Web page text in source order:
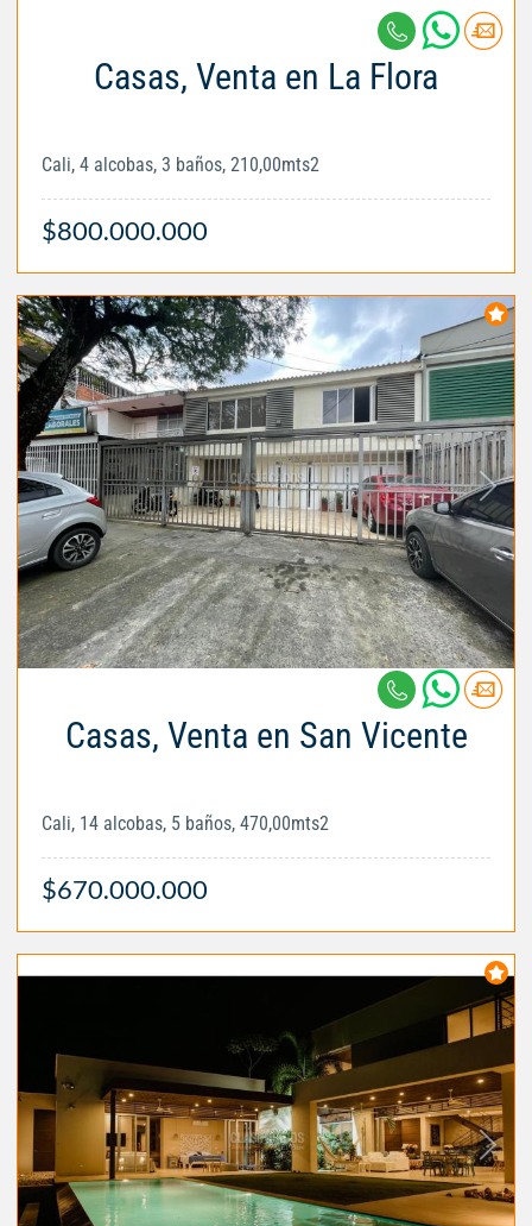
Casas, Venta en La Flora
Cali, 4 alcobas, 3 baños, 210,00mts2
$800.000.000
Casas, Venta en San Vicente
Cali, 14 alcobas, 5 baños, 470,00mts2
$670.000.000